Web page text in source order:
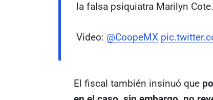
la falsa psiquiatra Marilyn Cote.
Video: @CoopeMX
El fiscal también insinuó que